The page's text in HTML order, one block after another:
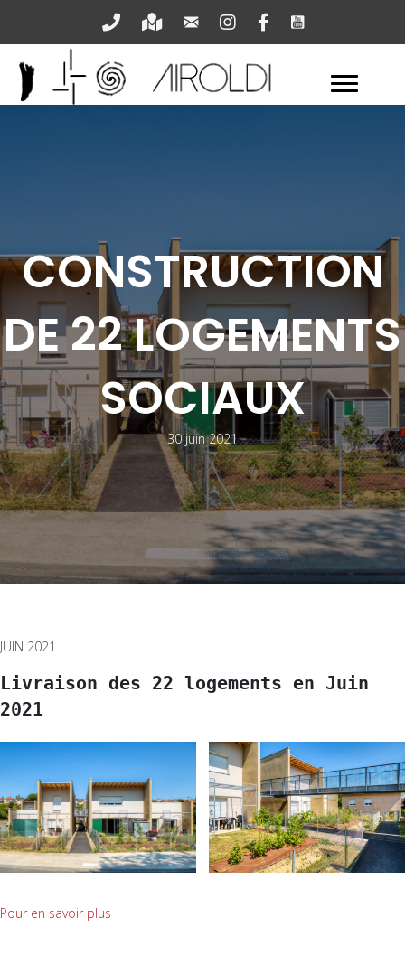
Nous appeler
Venir Nous écrireInstagramFacebookYoutube
CONSTRUCTION
DE 22 LOGEMENTS
SOCIAUX
30 juin 2021
JUIN 2021
Livraison des 22 logements en Juin
2021
Pour en savoir plus
.